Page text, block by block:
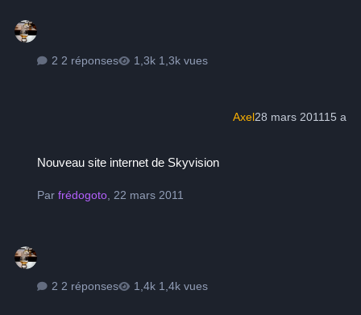
2 réponses 1,3k vues
Axel28 mars 201115 a
Nouveau site internet de Skyvision
Parfrédogoto,22 mars 2011
2 réponses 1,4k vues